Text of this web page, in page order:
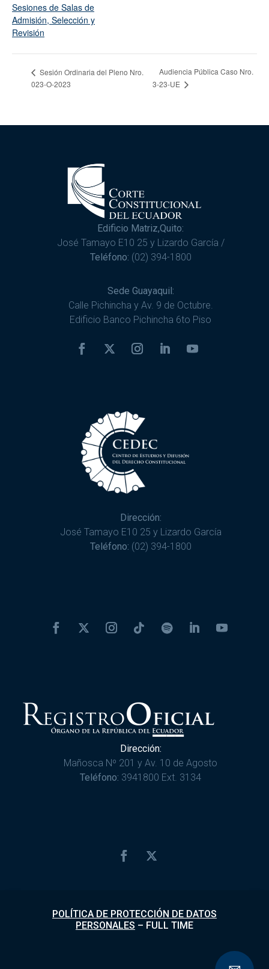
Sesiones de Salas de
Admisión, Selección y
Revisión
Sesión Ordinaria del Pleno Nro.
023-O-2023
Audiencia Pública Caso Nro.
3-23-UE
Edificio Matriz,Quito:
José Tamayo E10 25 y Lizardo García /
Teléfono: (02) 394-1800
Sede Guayaquil:
Calle Pichincha y Av. 9 de Octubre.
Edificio Banco Pichincha 6to Piso
Dirección:
José Tamayo E10 25 y Lizardo García
Teléfono: (02) 394-1800
Dirección:
Mañosca Nº 201 y Av. 10 de Agosto
Teléfono: 3941800 Ext. 3134
POLÍTICA DE PROTECCIÓN DE DATOS
PERSONALES – FULL TIME